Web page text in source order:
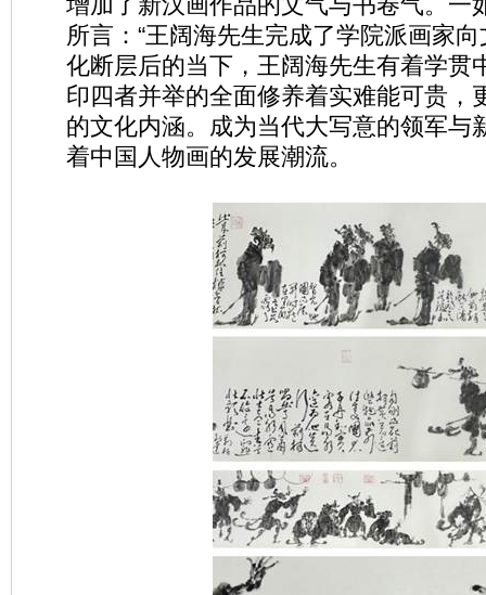
所言：“王阔海先生完成了学院派画家
化断层后的当下，王阔海先生有着学贯
印四者并举的全面修养着实难能可贵，
的文化内涵。成为当代大写意的领军与
着中国人物画的发展潮流。